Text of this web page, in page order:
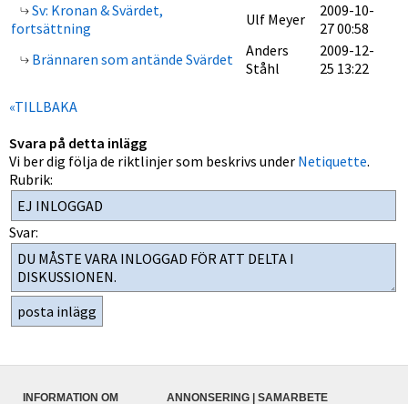
Sv: Kronan & Svärdet,
fortsättning
Ulf Meyer
2009-10-
27 00:58
Brännaren som antände Svärdet
Anders
Ståhl
2009-12-
25 13:22
«TILLBAKA
Svara på detta inlägg
Vi ber dig följa de riktlinjer som beskrivs under Netiquette.
Rubrik:
Svar:
INFORMATION OM ANNONSERING | SAMARBETE